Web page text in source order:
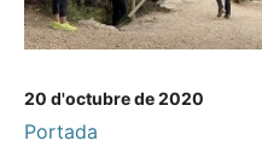
20 d'octubre de 2020
Portada